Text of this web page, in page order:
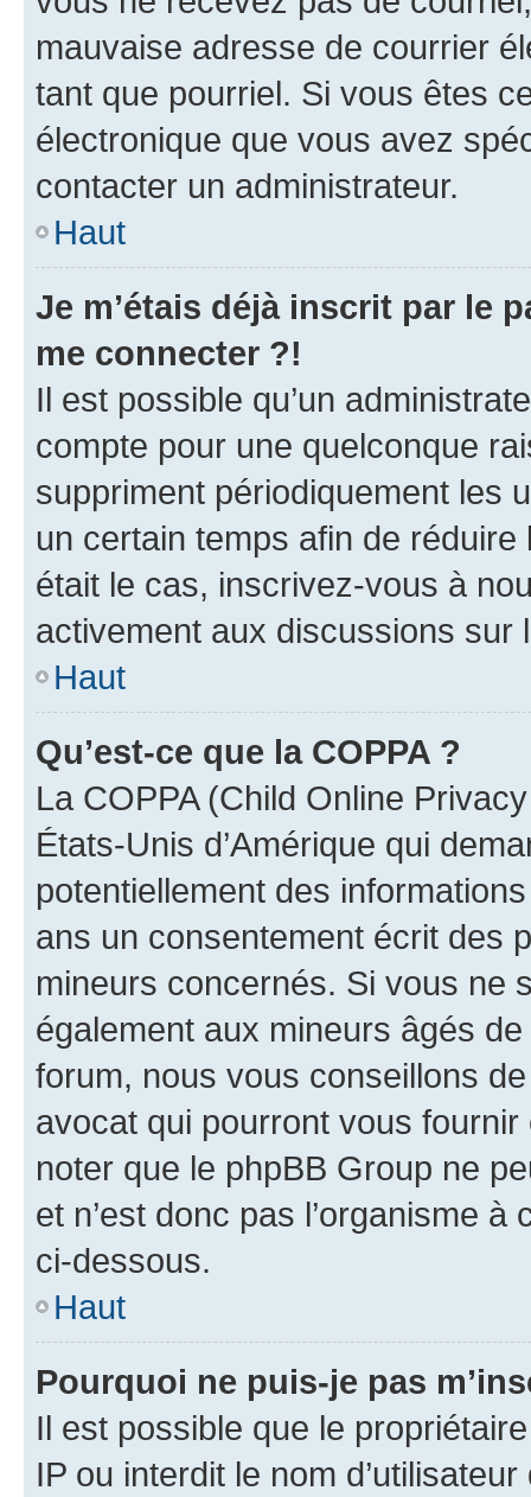
mauvaise adresse de courrier
tant que pourriel. Si vous êtes
électronique que vous avez
contacter un administrateur.
Haut
Je m’étais déjà inscrit par le
me connecter ?!
Il est possible qu’un
compte pour une quelconque
suppriment périodiquement les
un certain temps afin de
était le cas, inscrivez-vous à
activement aux discussions sur
Haut
Qu’est-ce que la COPPA ?
La COPPA (Child Online
États-Unis d’Amérique qui
potentiellement des
ans un consentement écrit des
mineurs concernés. Si vous ne
également aux mineurs âgés
forum, nous vous conseillons
avocat qui pourront vous
noter que le phpBB Group ne
et n’est donc pas l’organisme
ci-dessous.
Haut
Pourquoi ne puis-je pas
Il est possible que le
IP ou interdit le nom